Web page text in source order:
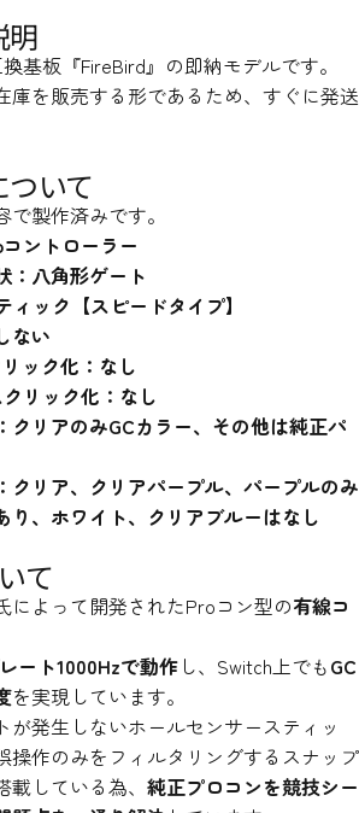
明
基板『FireBird』の即納モデルです。
庫を販売する形であるため、すぐに発送
いて
製作済みです。
ントローラー
：八角形ゲート
ック【スピードタイプ】
ない
ック化：なし
リック化：なし
クリアのみGCカラー、その他は純正パ
クリア、クリアパープル、パープルのみ
り、ホワイト、クリアブルーはなし
て
によって開発されたProコン型の有線コ
ート1000Hzで動作 し、Switch上でもGC
を実現しています。
が発生しないホールセンサースティッ
操作のみをフィルタリングするスナップ
している為、 純正プロコンを競技シー